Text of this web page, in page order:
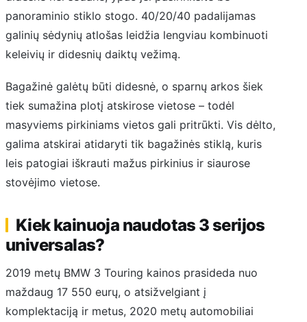
panoraminio stiklo stogo. 40/20/40 padalijamas
galinių sėdynių atlošas leidžia lengviau kombinuoti
keleivių ir didesnių daiktų vežimą.
Bagažinė galėtų būti didesnė, o sparnų arkos šiek
tiek sumažina plotį atskirose vietose – todėl
masyviems pirkiniams vietos gali pritrūkti. Vis dėlto,
galima atskirai atidaryti tik bagažinės stiklą, kuris
leis patogiai iškrauti mažus pirkinius ir siaurose
stovėjimo vietose.
Kiek kainuoja naudotas 3 serijos
universalas?
2019 metų BMW 3 Touring kainos prasideda nuo
maždaug 17 550 eurų, o atsižvelgiant į
komplektaciją ir metus, 2020 metų automobiliai